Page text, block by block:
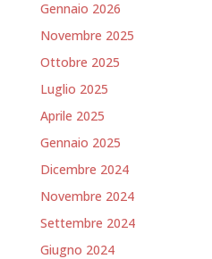
Gennaio 2026
Novembre 2025
Ottobre 2025
Luglio 2025
Aprile 2025
Gennaio 2025
Dicembre 2024
Novembre 2024
Settembre 2024
Giugno 2024